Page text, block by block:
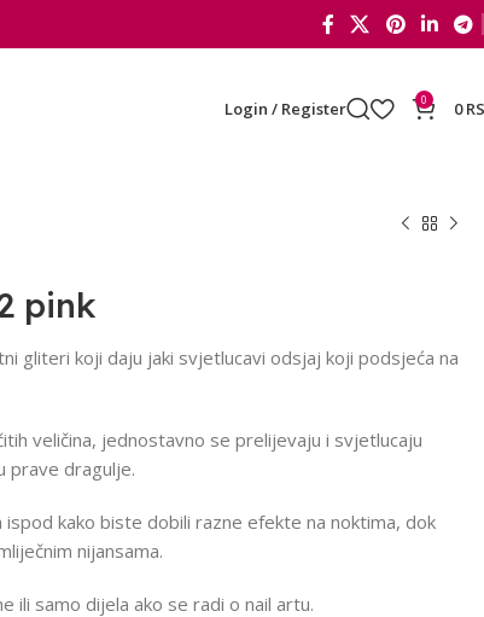
Login / Register 0 0
pink
gliteri koji daju jaki svjetlucavi odsjaj koji podsjeća na
veličina, jednostavno se prelijevaju i svjetlucaju
prave dragulje.
kako biste dobili razne efekte na noktima, dok
nijansama.
ili samo dijela ako se radi o nail artu.